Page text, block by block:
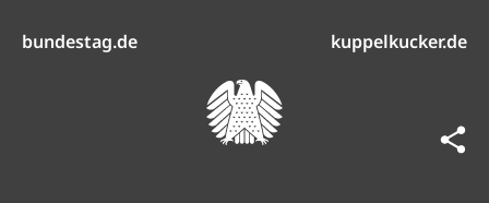
bundestag.de(öffnet in neuem Reiter)kuppelkucker.de